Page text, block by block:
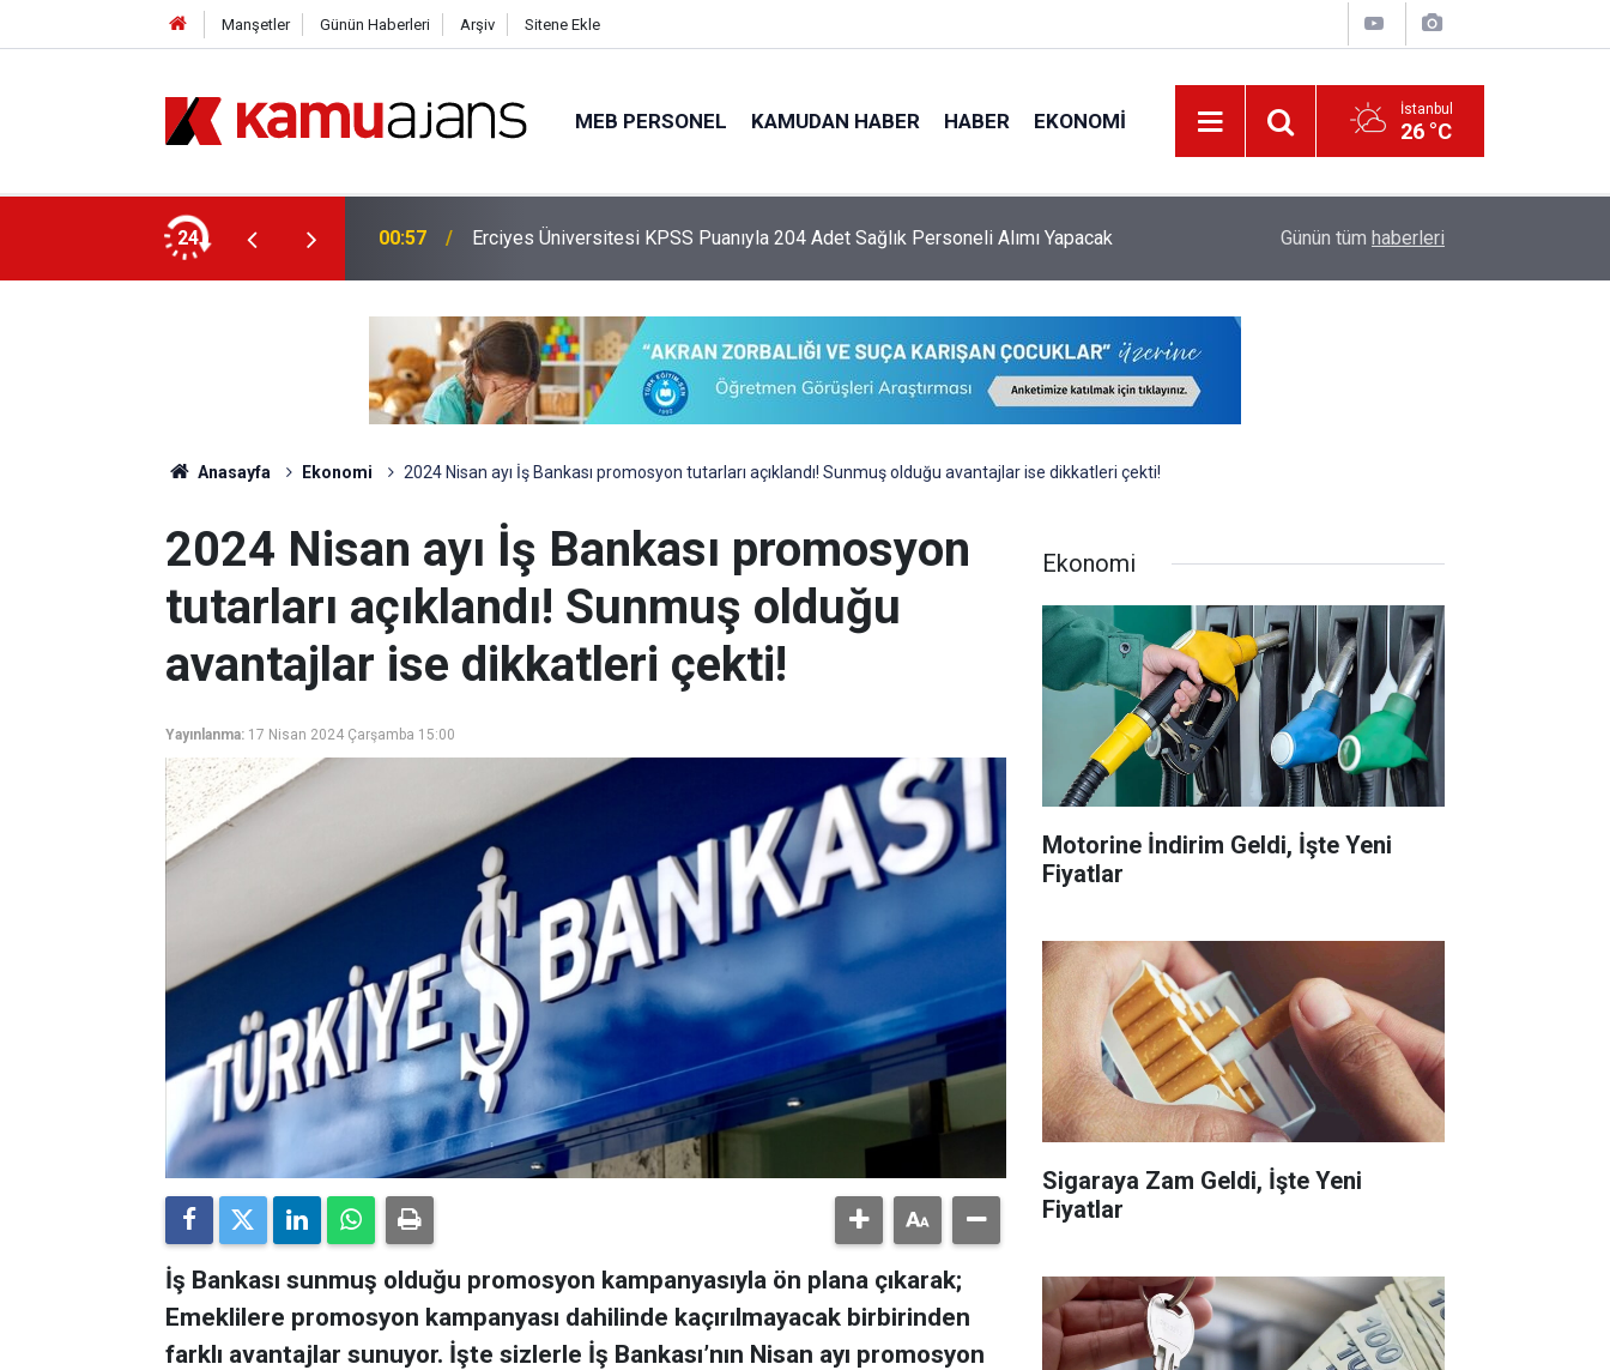
Manşetler Günün Haberleri Arşiv Sitene Ekle
MEB PERSONEL KAMUDAN HABER HABER EKONOMI İstanbul
26 °C
24
Alımı Yapılacak! 00:57 Erciyes Üniversitesi KPSS Puanıyla 204 Adet Sağlık Personeli Alımı Yapacak
Öğretim Üyesi ve Öğretim Görevlisi Alınacak
Günün tüm haberleri
Anasayfa Ekonomi 2024 Nisan ayı İş Bankası promosyon tutarları açıklandı! Sunmuş olduğu avantajlar ise dikkatleri çekti!
2024 Nisan ayı İş Bankası promosyon
tutarları açıklandı! Sunmuş olduğu
avantajlar ise dikkatleri çekti!
Yayınlanma: 17 Nisan 2024 Çarşamba 15:00
İş Bankası sunmuş olduğu promosyon kampanyasıyla ön plana çıkarak;
Emeklilere promosyon kampanyası dahilinde kaçırılmayacak birbirinden
farklı avantajlar sunuyor. İşte sizlerle İş Bankası’nın Nisan ayı promosyon
Ekonomi
Motorine İndirim Geldi, İşte Yeni
Fiyatlar
Sigaraya Zam Geldi, İşte Yeni
Fiyatlar